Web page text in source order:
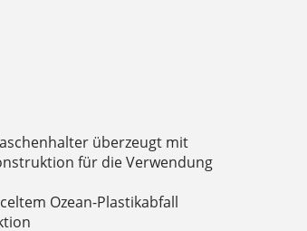
überzeugt mit
für die Verwendung
Ozean-Plastikabfall